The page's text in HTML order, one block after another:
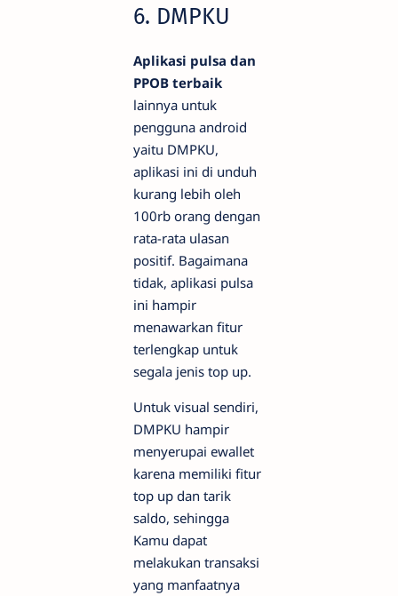
6. DMPKU
Aplikasi pulsa dan
PPOB terbaik
lainnya untuk
pengguna android
yaitu DMPKU,
aplikasi ini di unduh
kurang lebih oleh
100rb orang dengan
rata-rata ulasan
positif. Bagaimana
tidak, aplikasi pulsa
ini hampir
menawarkan fitur
terlengkap untuk
segala jenis top up.
Untuk visual sendiri,
DMPKU hampir
menyerupai ewallet
karena memiliki fitur
top up dan tarik
saldo, sehingga
Kamu dapat
melakukan transaksi
yang manfaatnya